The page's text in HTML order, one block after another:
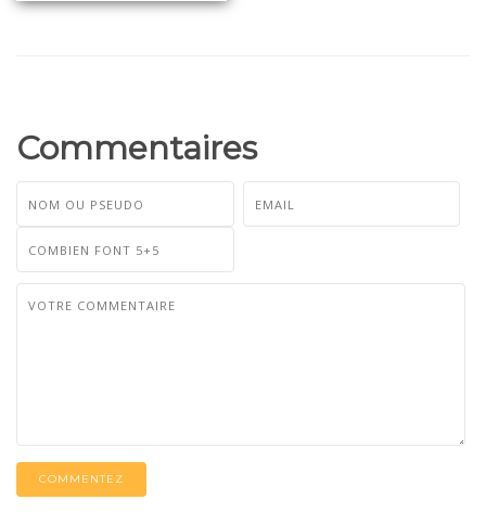
Commentaires
COMMENTEZ